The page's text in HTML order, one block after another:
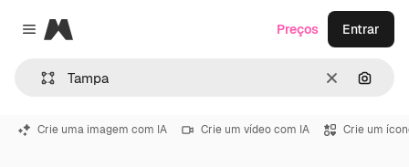
Close menu
Magnific
Limpar
Preços Entrar
Crie uma imagem com IA Crie um vídeo com IA Crie um